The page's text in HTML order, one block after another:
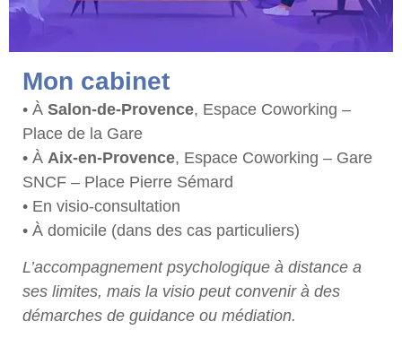
Mon cabinet
• À Salon-de-Provence, Espace Coworking –
Place de la Gare
• À Aix-en-Provence, Espace Coworking – Gare
SNCF – Place Pierre Sémard
• En visio-consultation
• À domicile (dans des cas particuliers)
L’accompagnement psychologique à distance a
ses limites, mais la visio peut convenir à des
démarches de guidance ou médiation.